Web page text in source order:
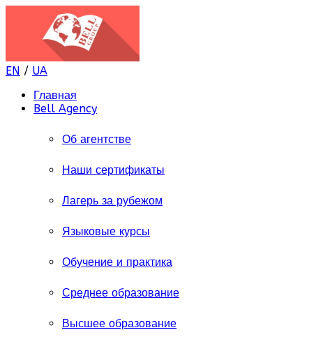
EN / UA
Главная
Bell Agency
Об агентстве
Наши сертификаты
Лагерь за рубежом
Языковые курсы
Обучение и практика
Среднее образование
Высшее образование